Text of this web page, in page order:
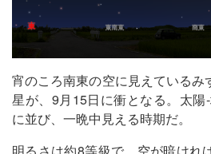
宵のころ南東の空に見えているみ
星が、9月15日に衝となる。太陽
に並び、一晩中見える時期だ。